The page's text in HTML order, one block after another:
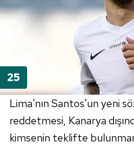
Lima'nın Santos'un yeni
reddetmesi, Kanarya
kimsenin teklifte